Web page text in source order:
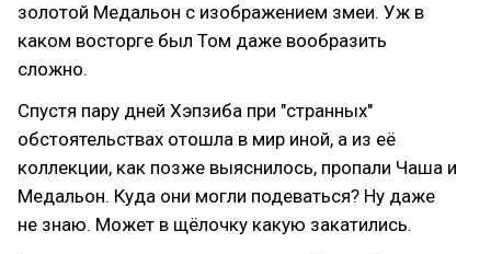
золотой Медальон с изображением змеи. Уж в
каком восторге был Том даже вообразить
сложно.
Спустя пару дней Хэпзиба при "странных"
обстоятельствах отошла в мир иной, а из её
коллекции, как позже выяснилось, пропали Чаша и
Медальон. Куда они могли подеваться? Ну даже
не знаю. Может в щёлочку какую закатились.